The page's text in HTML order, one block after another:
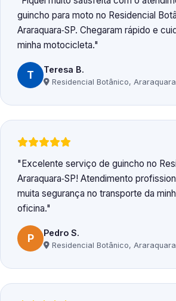
guincho para moto no Residencial
Araraquara‑SP. Chegaram rápido e
minha motocicleta.
T Teresa B.
Residencial Botânico,
Excelente serviço de guincho no
Araraquara‑SP! Atendimento
muita segurança no transporte da
oficina.
P Pedro S.
Residencial Botânico,